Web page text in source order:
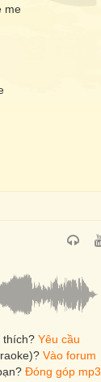
me
thích? Yêu cầu
Vào forum
Đóng góp mp3